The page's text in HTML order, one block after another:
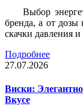
Выбор
бренда, а от дозы
скачки давления и
Подробнее
27.07.2026
Виски:
Вкусе